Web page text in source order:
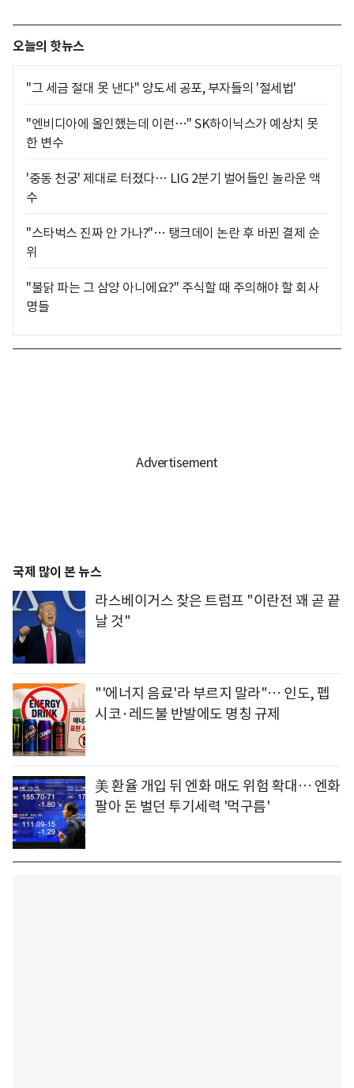
오늘의 핫뉴스
"그 세금 절대 못 낸다" 양도세 공포, 부자들의 '절세법'
"엔비디아에 올인했는데 이런…" SK하이닉스가 예상치 못
한 변수
'중동 천궁' 제대로 터졌다… LIG 2분기 벌어들인 놀라운 액
수
"스타벅스 진짜 안 가나?"… 탱크데이 논란 후 바뀐 결제 순
위
"불닭 파는 그 삼양 아니에요?" 주식할 때 주의해야 할 회사
명들
국제 많이 본 뉴스
라스베이거스 찾은 트럼프 "이란전 꽤 곧 끝
날 것"
"'에너지 음료'라 부르지 말라"… 인도, 펩
시코·레드불 반발에도 명칭 규제
美 환율 개입 뒤 엔화 매도 위험 확대… 엔화
팔아 돈 벌던 투기세력 '먹구름'